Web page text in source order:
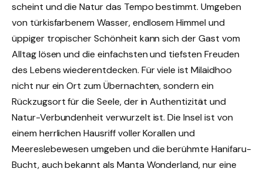
scheint und die Natur das Tempo bestimmt. Umgeben
von türkisfarbenem Wasser, endlosem Himmel und
üppiger tropischer Schönheit kann sich der Gast vom
Alltag lösen und die einfachsten und tiefsten Freuden
des Lebens wiederentdecken. Für viele ist Milaidhoo
nicht nur ein Ort zum Übernachten, sondern ein
Rückzugsort für die Seele, der in Authentizität und
Natur-Verbundenheit verwurzelt ist. Die Insel ist von
einem herrlichen Hausriff voller Korallen und
Meereslebewesen umgeben und die berühmte Hanifaru-
Bucht, auch bekannt als Manta Wonderland, nur eine